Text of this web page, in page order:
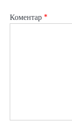
Коментар *